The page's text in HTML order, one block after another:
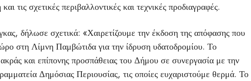
τις σχετικές περιβαλλοντικές και τεχνικές προδιαγραφές.
δήλωσε σχετικά: «Χαιρετίζουμε την έκδοση της απόφασης που
στη Λίμνη Παμβώτιδα για την ίδρυση υδατοδρομίου. Το
και επίπονης προσπάθειας του Δήμου σε συνεργασία με την
Δημόσιας Περιουσίας, τις οποίες ευχαριστούμε θερμά. Το